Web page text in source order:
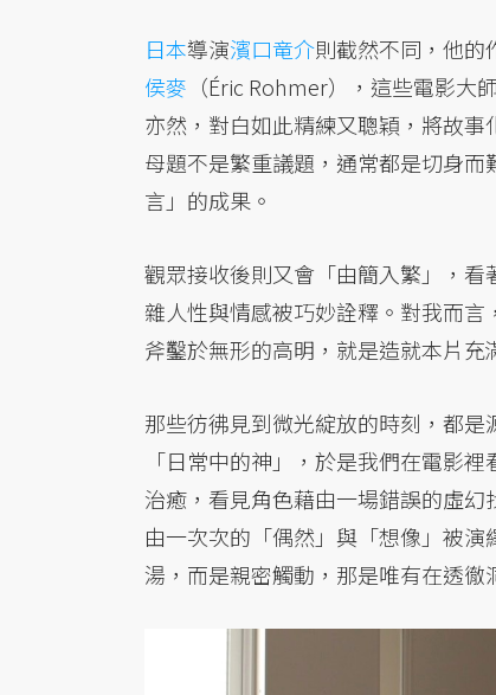
日本導演濱口竜介則截然不同，他的
侯麥 （Éric Rohmer），這些電影
亦然，對白如此精練又聰穎，將故
母題不是繁重議題，通常都是切身
言」的成果。
觀眾接收後則又會「由簡入繁」，
雜人性與情感被巧妙詮釋。對我而
斧鑿於無形的高明，就是造就本片充
那些彷彿見到微光綻放的時刻，都
「日常中的神」，於是我們在電影
治癒，看見角色藉由一場錯誤的虛
由一次次的「偶然」與「想像」被
湯，而是親密觸動，那是唯有在透徹